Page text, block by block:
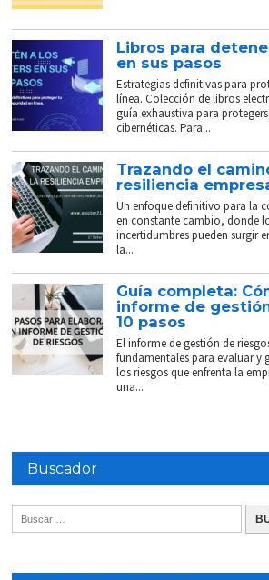
Libros para
en sus pasos
Estrategias definitivas para
línea. Colección de libros
guía exhaustiva para
cibernéticas. Para...
Trazando el
resiliencia
Un enfoque definitivo para la
en constante cambio, donde
incertidumbres pueden surgir
la...
Guía completa:
informe de
10 pasos
El informe de gestión de
fundamentales para evaluar y
los riesgos que enfrenta la
una...
Buscador